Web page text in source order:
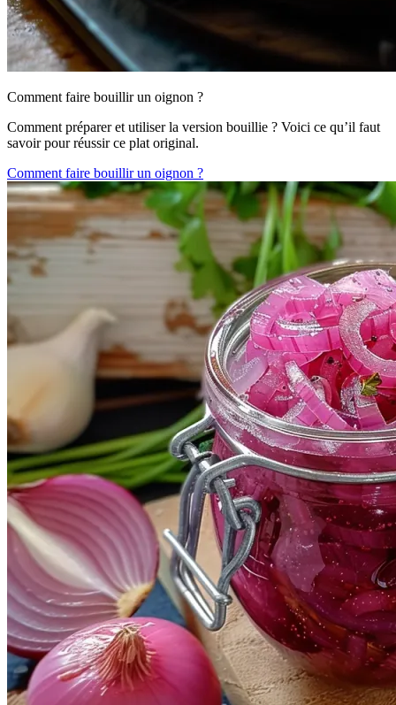
Comment faire bouillir un oignon ?
Comment préparer et utiliser la version bouillie ? Voici ce qu’il faut
savoir pour réussir ce plat original.
Comment faire bouillir un oignon ?